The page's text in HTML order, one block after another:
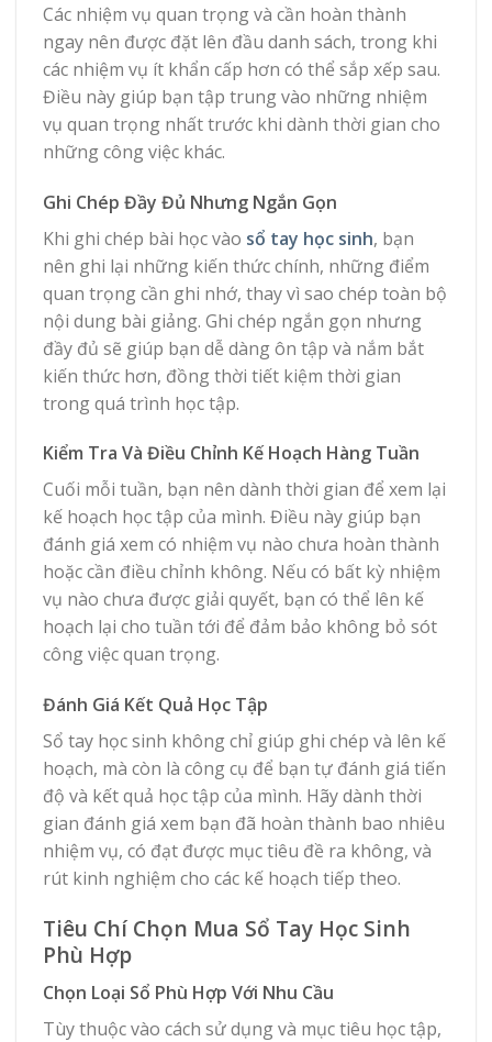
Các nhiệm vụ quan trọng và cần hoàn thành
ngay nên được đặt lên đầu danh sách, trong khi
các nhiệm vụ ít khẩn cấp hơn có thể sắp xếp sau.
Điều này giúp bạn tập trung vào những nhiệm
vụ quan trọng nhất trước khi dành thời gian cho
những công việc khác.
Ghi Chép Đầy Đủ Nhưng Ngắn Gọn
Khi ghi chép bài học vào sổ tay học sinh, bạn
nên ghi lại những kiến thức chính, những điểm
quan trọng cần ghi nhớ, thay vì sao chép toàn bộ
nội dung bài giảng. Ghi chép ngắn gọn nhưng
đầy đủ sẽ giúp bạn dễ dàng ôn tập và nắm bắt
kiến thức hơn, đồng thời tiết kiệm thời gian
trong quá trình học tập.
Kiểm Tra Và Điều Chỉnh Kế Hoạch Hàng Tuần
Cuối mỗi tuần, bạn nên dành thời gian để xem lại
kế hoạch học tập của mình. Điều này giúp bạn
đánh giá xem có nhiệm vụ nào chưa hoàn thành
hoặc cần điều chỉnh không. Nếu có bất kỳ nhiệm
vụ nào chưa được giải quyết, bạn có thể lên kế
hoạch lại cho tuần tới để đảm bảo không bỏ sót
công việc quan trọng.
Đánh Giá Kết Quả Học Tập
Sổ tay học sinh không chỉ giúp ghi chép và lên kế
hoạch, mà còn là công cụ để bạn tự đánh giá tiến
độ và kết quả học tập của mình. Hãy dành thời
gian đánh giá xem bạn đã hoàn thành bao nhiêu
nhiệm vụ, có đạt được mục tiêu đề ra không, và
rút kinh nghiệm cho các kế hoạch tiếp theo.
Tiêu Chí Chọn Mua Sổ Tay Học Sinh
Phù Hợp
Chọn Loại Sổ Phù Hợp Với Nhu Cầu
Tùy thuộc vào cách sử dụng và mục tiêu học tập,